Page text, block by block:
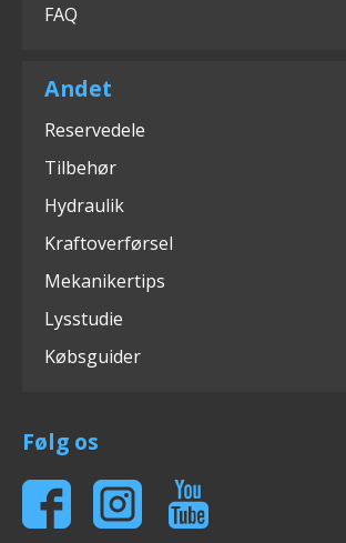
FAQ
Andet
Reservedele
Tilbehør
Hydraulik
Kraftoverførsel
Mekanikertips
Lysstudie
Købsguider
Følg os